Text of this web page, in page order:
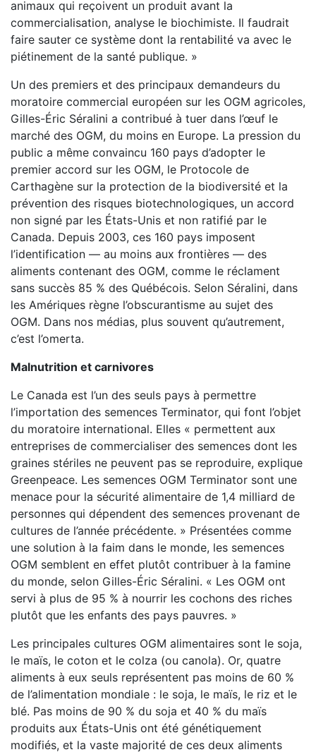
animaux qui reçoivent un produit avant la
commercialisation, analyse le biochimiste. Il faudrait
faire sauter ce système dont la rentabilité va avec le
piétinement de la santé publique. »
Un des premiers et des principaux demandeurs du
moratoire commercial européen sur les OGM agricoles,
Gilles-Éric Séralini a contribué à tuer dans l’œuf le
marché des OGM, du moins en Europe. La pression du
public a même convaincu 160 pays d’adopter le
premier accord sur les OGM, le Protocole de
Carthagène sur la protection de la biodiversité et la
prévention des risques biotechnologiques, un accord
non signé par les États-Unis et non ratifié par le
Canada. Depuis 2003, ces 160 pays imposent
l’identification — au moins aux frontières — des
aliments contenant des OGM, comme le réclament
sans succès 85 % des Québécois. Selon Séralini, dans
les Amériques règne l’obscurantisme au sujet des
OGM. Dans nos médias, plus souvent qu’autrement,
c’est l’omerta.
Malnutrition et carnivores
Le Canada est l’un des seuls pays à permettre
l’importation des semences Terminator, qui font l’objet
du moratoire international. Elles « permettent aux
entreprises de commercialiser des semences dont les
graines stériles ne peuvent pas se reproduire, explique
Greenpeace. Les semences OGM Terminator sont une
menace pour la sécurité alimentaire de 1,4 milliard de
personnes qui dépendent des semences provenant de
cultures de l’année précédente. » Présentées comme
une solution à la faim dans le monde, les semences
OGM semblent en effet plutôt contribuer à la famine
du monde, selon Gilles-Éric Séralini. « Les OGM ont
servi à plus de 95 % à nourrir les cochons des riches
plutôt que les enfants des pays pauvres. »
Les principales cultures OGM alimentaires sont le soja,
le maïs, le coton et le colza (ou canola). Or, quatre
aliments à eux seuls représentent pas moins de 60 %
de l’alimentation mondiale : le soja, le maïs, le riz et le
blé. Pas moins de 90 % du soja et 40 % du maïs
produits aux États-Unis ont été génétiquement
modifiés, et la vaste majorité de ces deux aliments